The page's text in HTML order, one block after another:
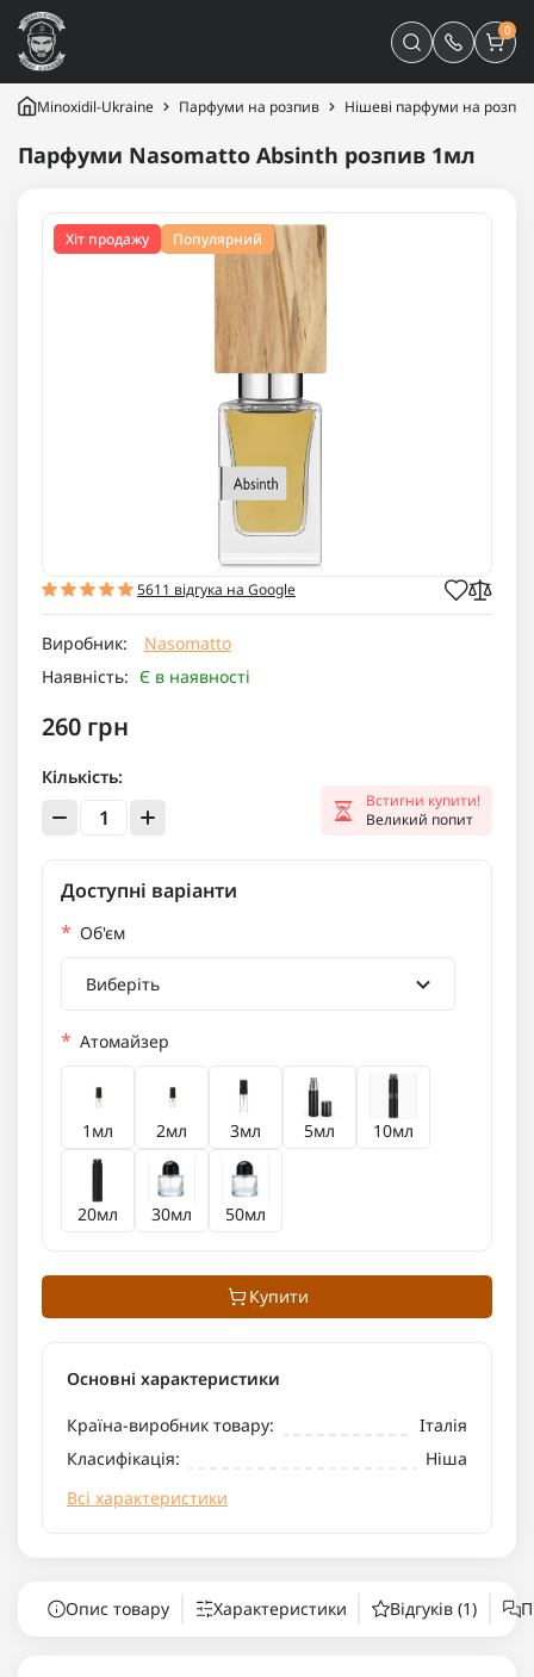
0
Minoxidil-Ukraine Парфуми на розпив Нішеві парфуми на розпив
Парфуми Nasomatto Absinth розпив 1мл
Хіт продажу Популярний
5611 відгука на Google
Виробник:
Nasomatto
Наявність: Є в наявності
260 грн
Кількість:
Встигни купити!
Великий попит
Доступні варіанти
* Об'єм
Виберіть
* Атомайзер
1мл 2мл 3мл 5мл 10мл
20мл 30мл 50мл
Купити
Основні характеристики
Країна-виробник товару:
Італія
Класифікація:
Ніша
Всі характеристики
Опис товару Характеристики Відгуків (1)